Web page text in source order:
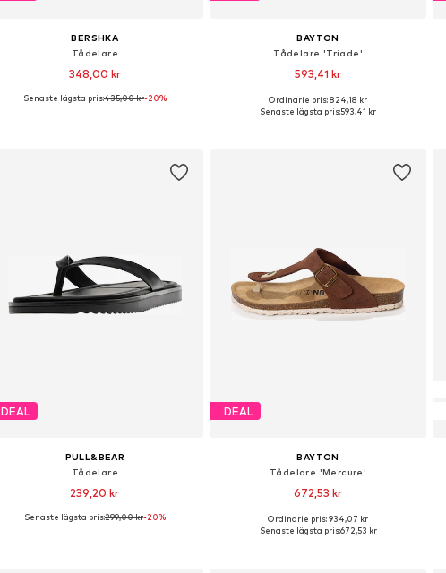
BERSHKA
Tådelare
348,00 kr
Senaste lägsta pris:435,00 kr-20%
BAYTON
Tådelare 'Triade'
593,41 kr
Tillgänglig i många storlekar
Ordinarie pris: 824,18 kr
Senaste lägsta pris:593,41 kr
DEAL
PULL&BEAR
Tådelare
239,20 kr
Senaste lägsta pris:299,00 kr-20%
DEAL
BAYTON
Tådelare 'Mercure'
672,53 kr
Tillgänglig i många storlekar
Ordinarie pris: 934,07 kr
Senaste lägsta pris:672,53 kr